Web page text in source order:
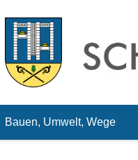
Bauen, Umwelt, Wege